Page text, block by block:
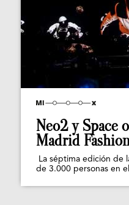
Neo2 y Space
Madrid
La séptima edición de
de 3.000 personas en